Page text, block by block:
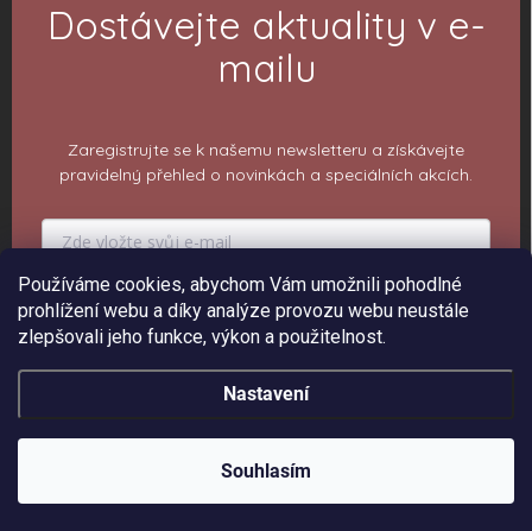
Používáme cookies, abychom Vám umožnili pohodlné
prohlížení webu a díky analýze provozu webu neustále
zlepšovali jeho funkce, výkon a použitelnost.
Nastavení
Souhlasím
Dostávejte aktuality v e-
mailu
Zaregistrujte se k našemu newsletteru a získávejte
pravidelný přehled o novinkách a speciálních akcích.
PŘIHLÁSIT K ODBĚRU
Copyright 2026ePiPí - Prodejna radostí. Všechna práva vyhrazena.Upravit
nastavení cookies
Sleva 150 Kč na 1. objednávku ❤️